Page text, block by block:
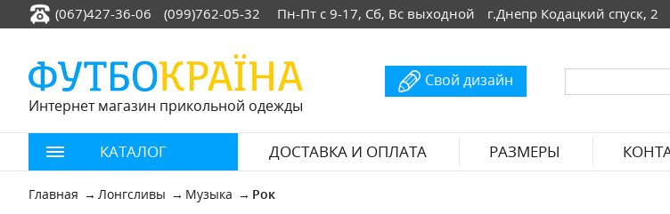
(067)427-36-06 (099)762-05-32 Пн-Пт с 9-17, Сб, Вс выходной г.Днепр Кодацкий спуск, 2
Интернет магазин прикольной одежды
Свой дизайн
КАТАЛОГ ДОСТАВКА И ОПЛАТА РАЗМЕРЫ
Главная Лонгсливы Музыка Рок